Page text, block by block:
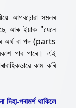
আগবঢ়োৱা সমলৰ
আৰু ইয়াক "যেনে
অৰ্থ বা পদ (parts
পাব পাৰে। এই
কাম কৰি
পৰামৰ্শ থাকিলে